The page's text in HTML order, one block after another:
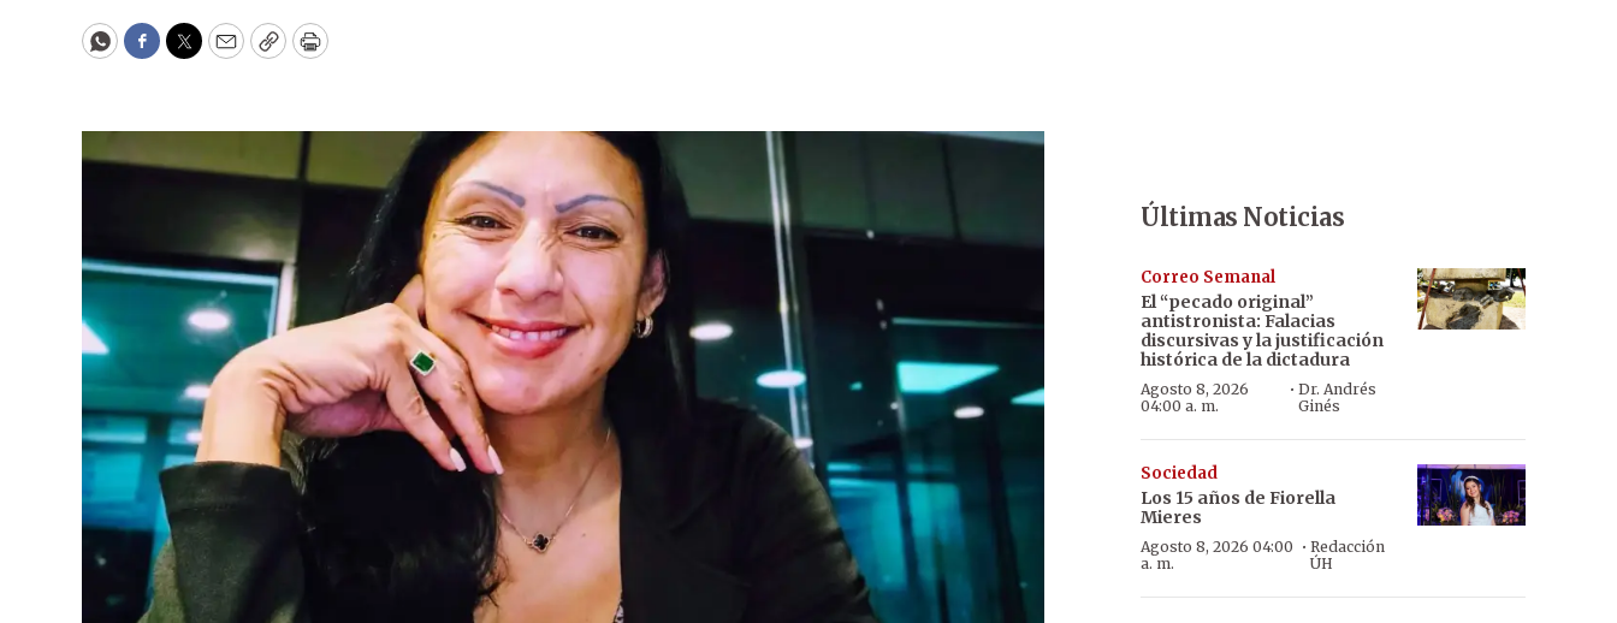
WhatsApp
Facebook
Twitter
EmailCopyPrint
Últimas Noticias
Correo Semanal
El “pecado original”
antistronista: Falacias
discursivas y la justificación
histórica de la dictadura
Agosto 8, 2026
04:00 a. m.
·Dr. Andrés
Ginés
Sociedad
Los 15 años de Fiorella
Mieres
Agosto 8, 2026 04:00
a. m.
· Redacción
ÚH